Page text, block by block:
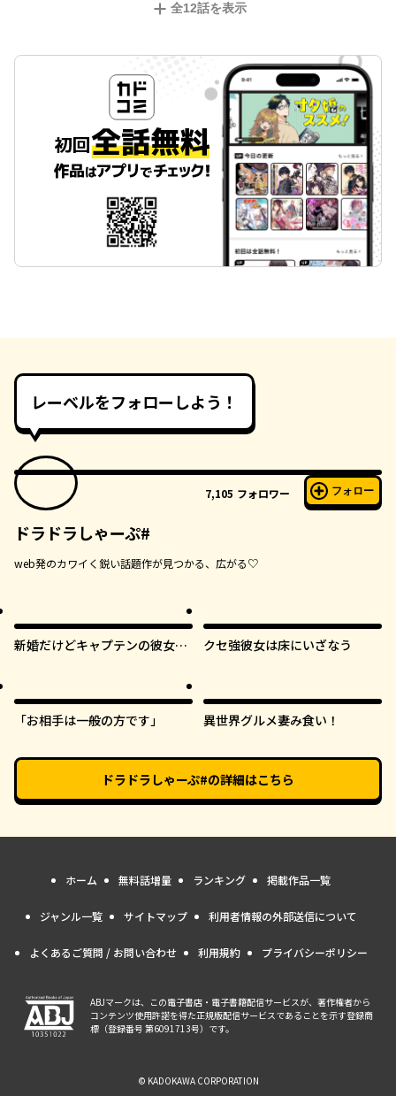
全12話を表示
レーベルをフォローしよう！
7,105 フォロワー フォロー
ドラドラしゃーぷ#
web発のカワイく鋭い話題作が見つかる、広がる♡
新婚だけどキャプテンの彼女と
クセ強彼女は床にいざなう
「お相手は一般の方です」 異世界グルメ妻み食い！
ドラドラしゃーぷ#の詳細はこちら
ホーム 無料話増量 ランキング 掲載作品一覧
ジャンル一覧 サイトマップ 利用者情報の外部送信について
よくあるご質問 / お問い合わせ 利用規約 プライバシーポリシー
ABJマークは、この電子書店・電子書籍配信サービスが、著作権者から
コンテンツ使用許諾を得た正規版配信サービスであることを示す登録商
標（登録番号 第6091713号）です。
© KADOKAWA CORPORATION